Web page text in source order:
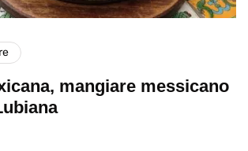
mangiare messicano